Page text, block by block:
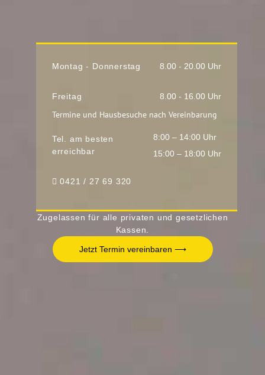
Montag - Donnerstag 8.00 - 20.00 Uhr
Freitag 8.00 - 16.00 Uhr
Termine und Hausbesuche nach Vereinbarung
Tel. am besten
erreichbar
8:00 – 14:00 Uhr
15:00 – 18:00 Uhr
0421 / 27 69 320
Zugelassen für alle privaten und gesetzlichen
Kassen.
Jetzt Termin vereinbaren ⟶